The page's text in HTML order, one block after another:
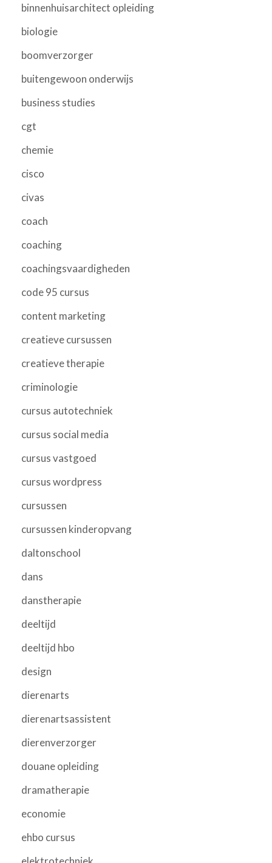
binnenhuisarchitect opleiding
biologie
boomverzorger
buitengewoon onderwijs
business studies
cgt
chemie
cisco
civas
coach
coaching
coachingsvaardigheden
code 95 cursus
content marketing
creatieve cursussen
creatieve therapie
criminologie
cursus autotechniek
cursus social media
cursus vastgoed
cursus wordpress
cursussen
cursussen kinderopvang
daltonschool
dans
danstherapie
deeltijd
deeltijd hbo
design
dierenarts
dierenartsassistent
dierenverzorger
douane opleiding
dramatherapie
economie
ehbo cursus